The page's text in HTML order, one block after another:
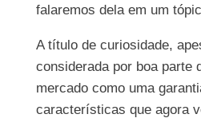
falaremos dela em um
A título de curiosidade,
considerada por boa parte
mercado como uma
características que agora